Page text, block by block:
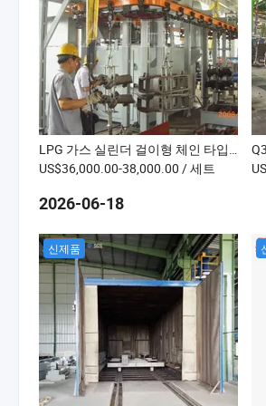
LPG 가스 실린더 걸이형 체인 타입 샷 블라스팅 기계 오버헤드 컨베이어 샷 블라스트 청소 장비
US$36,000.00-38,000.00 / 세트
2026-06-18
신제품